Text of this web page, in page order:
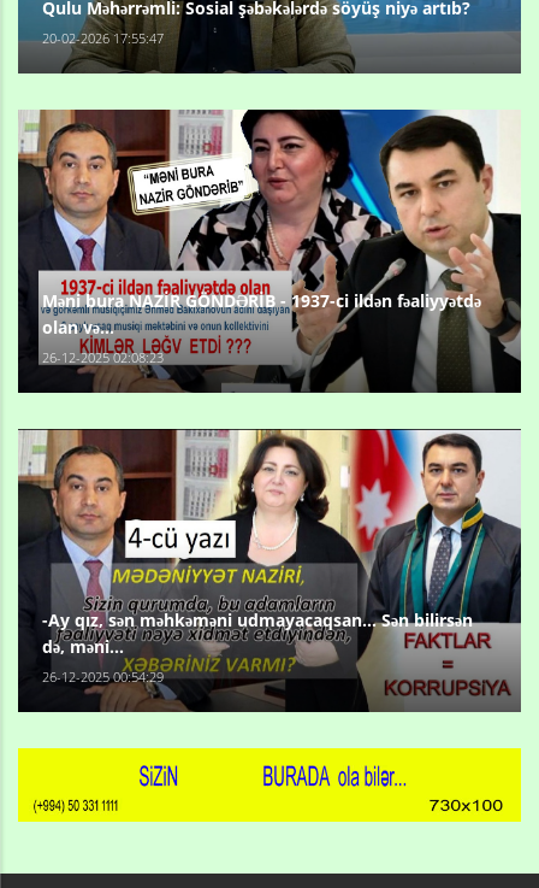
Qulu Məhərrəmli: Sosial şəbəkələrdə söyüş niyə artıb?
20-02-2026 17:55:47
Məni bura NAZİR GÖNDƏRİB - 1937-ci ildən fəaliyyətdə
olan və...
26-12-2025 02:08:23
-Ay qız, sən məhkəməni udmayacaqsan... Sən bilirsən
də, məni...
26-12-2025 00:54:29